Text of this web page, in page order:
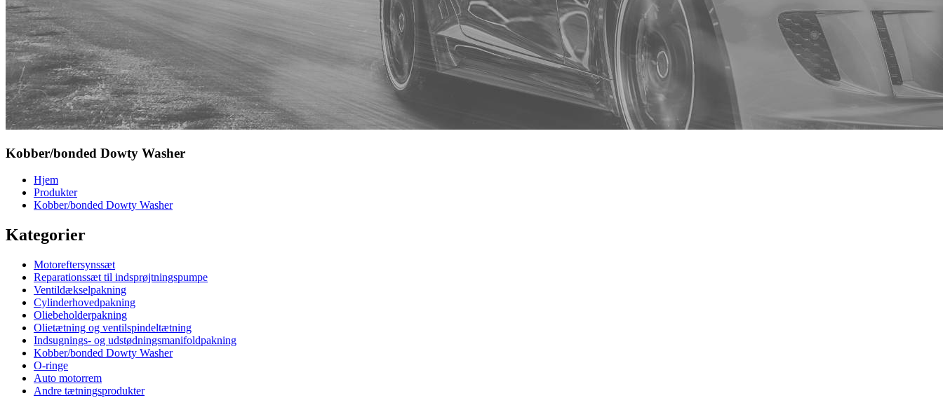
Kobber/bonded Dowty Washer
Hjem
Produkter
Kobber/bonded Dowty Washer
Kategorier
Motoreftersynssæt
Reparationssæt til indsprøjtningspumpe
Ventildækselpakning
Cylinderhovedpakning
Oliebeholderpakning
Olietætning og ventilspindeltætning
Indsugnings- og udstødningsmanifoldpakning
Kobber/bonded Dowty Washer
O-ringe
Auto motorrem
Andre tætningsprodukter